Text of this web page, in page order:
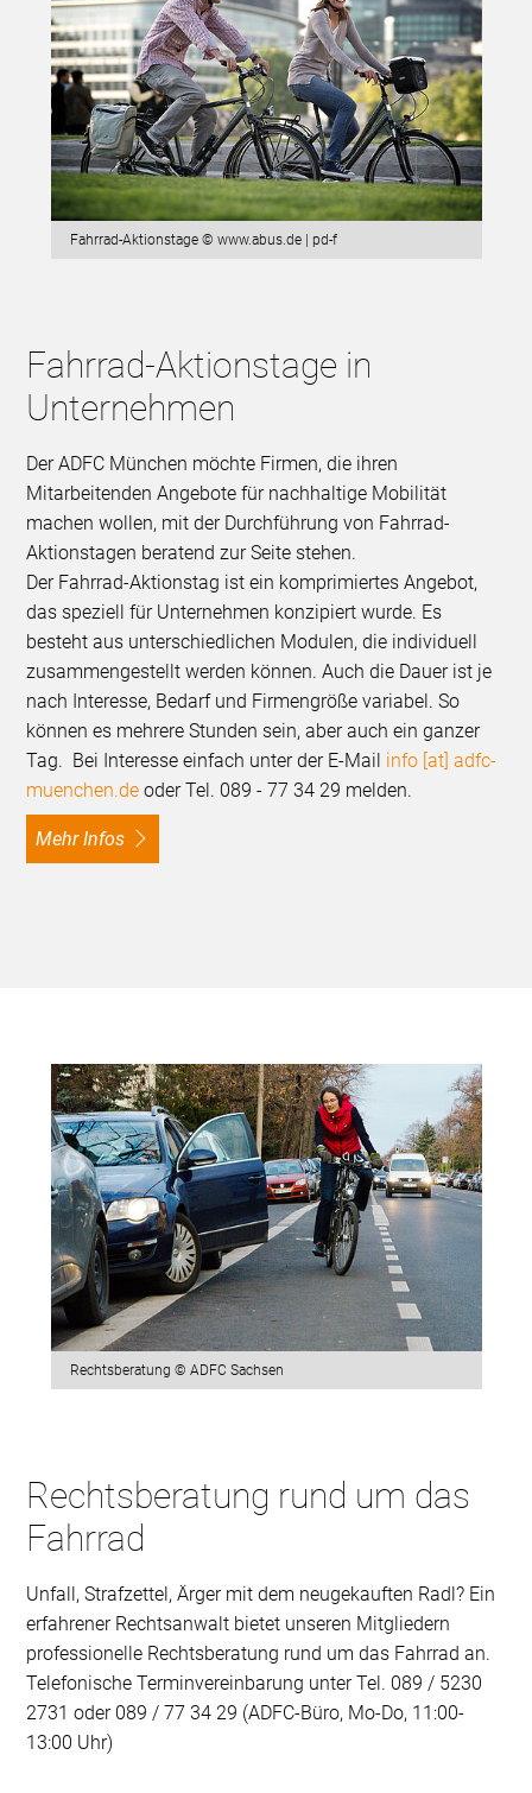
Fahrrad-Aktionstage © www.abus.de | pd-f
Fahrrad-Aktionstage in
Unternehmen
Der ADFC München möchte Firmen, die ihren
Mitarbeitenden Angebote für nachhaltige Mobilität
machen wollen, mit der Durchführung von Fahrrad-
Aktionstagen beratend zur Seite stehen.
Der Fahrrad-Aktionstag ist ein komprimiertes Angebot,
das speziell für Unternehmen konzipiert wurde. Es
besteht aus unterschiedlichen Modulen, die individuell
zusammengestellt werden können. Auch die Dauer ist je
nach Interesse, Bedarf und Firmengröße variabel. So
können es mehrere Stunden sein, aber auch ein ganzer
Tag. Bei Interesse einfach unter der E-Mail info [at] adfc-
muenchen.de oder Tel. 089 - 77 34 29 melden.
Mehr Infos
Rechtsberatung © ADFC Sachsen
Rechtsberatung rund um das
Fahrrad
Unfall, Strafzettel, Ärger mit dem neugekauften Radl? Ein
erfahrener Rechtsanwalt bietet unseren Mitgliedern
professionelle Rechtsberatung rund um das Fahrrad an.
Telefonische Terminvereinbarung unter Tel. 089 / 5230
2731 oder 089 / 77 34 29 (ADFC-Büro, Mo-Do, 11:00-
13:00 Uhr)